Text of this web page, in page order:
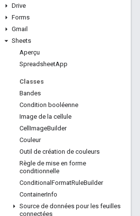
Drive
Forms
Gmail
Sheets
Aperçu
SpreadsheetApp
Classes
Bandes
Condition booléenne
Image de la cellule
Cell ImageBuilder
Couleur
Outil de création de couleurs
Règle de mise en forme
conditionnelle
Conditional FormatRuleBuilder
ContainerInfo
Source de données pour les feuilles
connectées